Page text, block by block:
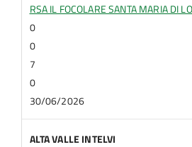
RSA IL FOCOLARE SANTA MARIA DI
0
0
7
0
30/06/2026
ALTA VALLE INTELVI